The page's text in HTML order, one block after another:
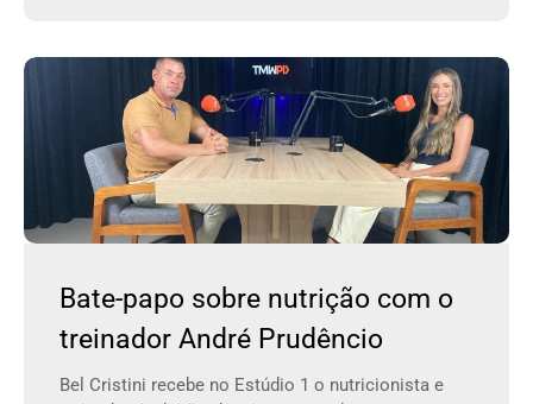
Bate-papo sobre nutrição com o
treinador André Prudêncio
Bel Cristini recebe no Estúdio 1 o nutricionista e